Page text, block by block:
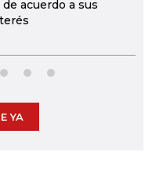
acuerdo a sus
YA